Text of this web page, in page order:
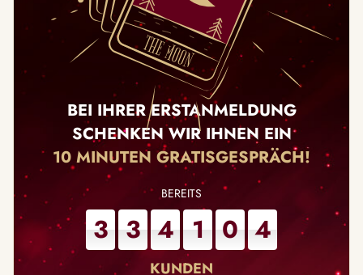
BEI IHRER ERSTANMELDUNG
SCHENKEN WIR IHNEN EIN
10 MINUTEN GRATISGESPRÄCH!
3 3 4 1 0 4